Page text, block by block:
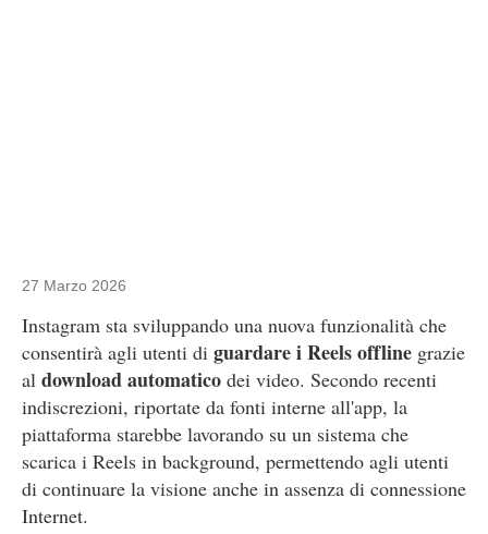
27 Marzo 2026
Instagram sta sviluppando una nuova funzionalità che
consentirà agli utenti di guardare i Reels offline grazie
al download automatico dei video. Secondo recenti
indiscrezioni, riportate da fonti interne all'app, la
piattaforma starebbe lavorando su un sistema che
scarica i Reels in background, permettendo agli utenti
di continuare la visione anche in assenza di connessione
Internet.